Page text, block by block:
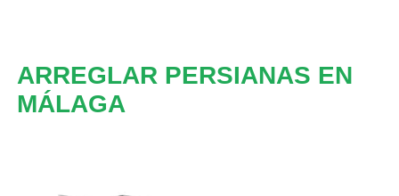
ARREGLAR PERSIANAS EN
MÁLAGA